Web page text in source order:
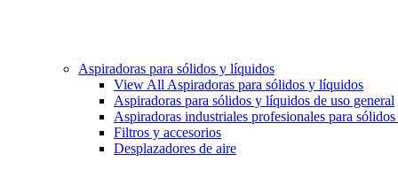
Aspiradoras para sólidos y líquidos
View All Aspiradoras para sólidos y líquidos
Aspiradoras para sólidos y líquidos de uso general
Aspiradoras industriales profesionales para
Filtros y accesorios
Desplazadores de aire